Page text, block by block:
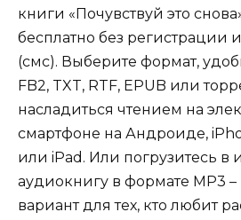
книги «Почувствуй это
бесплатно без регистрации
(смс). Выберите формат,
FB2, TXT, RTF, EPUB или
насладиться чтением на
смартфоне на Андроиде,
или iPad. Или погрузитесь в
аудиокнигу в формате MP3
вариант для тех, кто любит